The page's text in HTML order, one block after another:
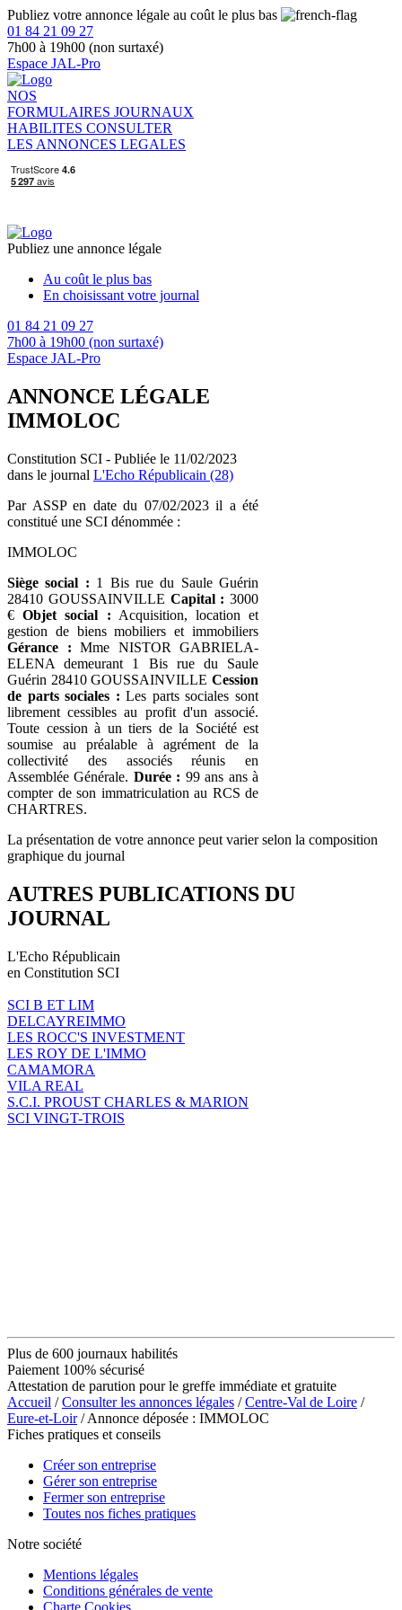
Publiez votre annonce légale au coût le plus bas
01 84 21 09 27
7h00 à 19h00 (non surtaxé)
Espace JAL-Pro
NOS
FORMULAIRES JOURNAUX
HABILITES CONSULTER
LES ANNONCES LEGALES
Publiez une annonce légale
Au coût le plus bas
En choisissant votre journal
01 84 21 09 27
7h00 à 19h00 (non surtaxé)
Espace JAL-Pro
ANNONCE LÉGALE
IMMOLOC
Constitution SCI - Publiée le 11/02/2023
dans le journal L'Echo Républicain (28)
Par ASSP en date du 07/02/2023 il a été
constitué une SCI dénommée :
IMMOLOC
Siège social : 1 Bis rue du Saule Guérin
28410 GOUSSAINVILLE Capital : 3000
€Objet social : Acquisition, location et
gestion de biens mobiliers et immobiliers
Gérance : Mme NISTOR GABRIELA-
ELENA demeurant 1 Bis rue du Saule
Guérin 28410 GOUSSAINVILLE Cession
de parts sociales : Les parts sociales sont
librement cessibles au profit d'un associé.
Toute cession à un tiers de la Société est
soumise au préalable à agrément de la
collectivité des associés réunis en
Assemblée Générale. Durée : 99 ans ans à
compter de son immatriculation au RCS de
CHARTRES.
La présentation de votre annonce peut varier selon la composition
graphique du journal
AUTRES PUBLICATIONS DU
JOURNAL
L'Echo Républicain
en Constitution SCI
SCI B ET LIM
DELCAYREIMMO
LES ROCC'S INVESTMENT
LES ROY DE L'IMMO
CAMAMORA
VILA REAL
S.C.I. PROUST CHARLES & MARION
SCI VINGT-TROIS
Plus de 600 journaux habilités
Paiement 100% sécurisé
Attestation de parution pour le greffe immédiate et gratuite
Accueil /Consulter les annonces légales /Centre-Val de Loire /
Eure-et-Loir/ Annonce déposée : IMMOLOC
Fiches pratiques et conseils
Créer son entreprise
Gérer son entreprise
Fermer son entreprise
Toutes nos fiches pratiques
Notre société
Mentions légales
Conditions générales de vente
Charte Cookies